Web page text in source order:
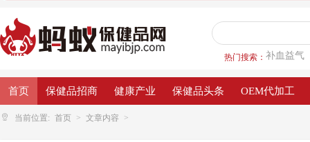
热门搜索： 补血益气
首页 保健品招商 健康产业 保健品头条 OEM代加工
当前位置: 首页 文章内容